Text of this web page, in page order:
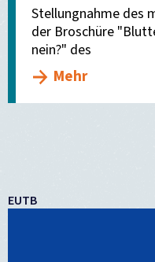
Stellungnahme des
der Broschüre
nein?" des
Mehr
EUTB